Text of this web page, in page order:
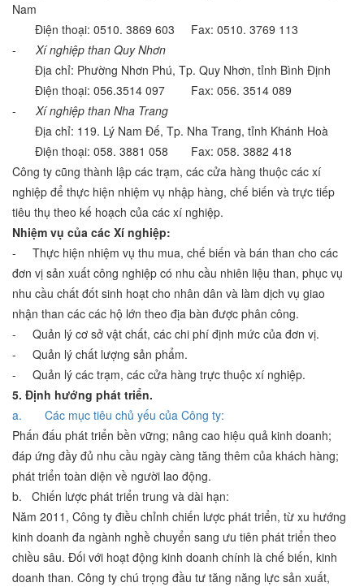
Nam
Điện thoại: 0510. 3869 603 Fax: 0510. 3769 113
- Xí nghiệp than Quy Nhơn
Địa chỉ: Phường Nhơn Phú, Tp. Quy Nhơn, tỉnh Bình Định
Điện thoại: 056.3514 097 Fax: 056. 3514 089
- Xí nghiệp than Nha Trang
Địa chỉ: 119. Lý Nam Đế, Tp. Nha Trang, tỉnh Khánh Hoà
Điện thoại: 058. 3881 058 Fax: 058. 3882 418
Công ty cũng thành lập các trạm, các cửa hàng thuộc các xí
nghiệp để thực hiện nhiệm vụ nhập hàng, chế biến và trực tiếp
tiêu thụ theo kế hoạch của các xí nghiệp.
Nhiệm vụ của các Xí nghiệp:
- Thực hiện nhiệm vụ thu mua, chế biến và bán than cho các
đơn vị sản xuất công nghiệp có nhu cầu nhiên liệu than, phục vụ
nhu cầu chất đốt sinh hoạt cho nhân dân và làm dịch vụ giao
nhận than các các hộ lớn theo địa bàn được phân công.
- Quản lý cơ sở vật chất, các chi phí định mức của đơn vị.
- Quản lý chất lượng sản phẩm.
- Quản lý các trạm, các cửa hàng trực thuộc xí nghiệp.
5. Định hướng phát triển.
a. Các mục tiêu chủ yếu của Công ty:
Phấn đấu phát triển bền vững; nâng cao hiệu quả kinh doanh;
đáp ứng đầy đủ nhu cầu ngày càng tăng thêm của khách hàng;
phát triển toàn diện về người lao động.
b. Chiến lược phát triển trung và dài hạn:
Năm 2011, Công ty điều chỉnh chiến lược phát triển, từ xu hướng
kinh doanh đa ngành nghề chuyển sang ưu tiên phát triển theo
chiều sâu. Đối với hoạt động kinh doanh chính là chế biến, kinh
doanh than. Công ty chú trọng đầu tư tăng năng lực sản xuất,